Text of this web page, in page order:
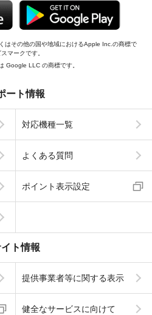
はその他の国や地域におけるApple Inc.の商標で
マークです。
Google LLC の商標です。
ート情報
対応機種一覧
よくある質問
ポイント表示設定
ト情報
提供事業者等に関する表示
健全なサービスに向けて